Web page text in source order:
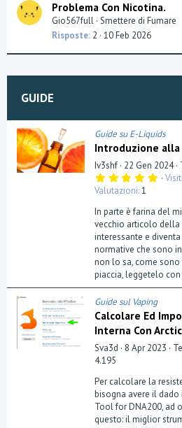
Problema Con Nicotina.
Gio567full Smettere di Fumare
Risposte 2 10 Feb 2026
GUIDE
Guide su E-Liquids
Introduzione alla
Iv3shf 22 Gen 2024
5
0
s
t
e
l
l
a
(
e
)
Valutazioni 1
In parte è farina del
vecchio articolo della
interessante e
normative che sono
non lo sa, come
piaccia, leggetelo
Guide sul Vaping
Calcolare Ed
Interna Con
Sva3d 8 Apr 2023
4.195
Per calcolare la
bisogna avere il
Tool for DNA200, ad
questo: il miglior